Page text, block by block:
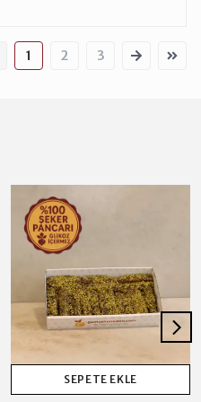
1 2 3
SEPETE EKLE